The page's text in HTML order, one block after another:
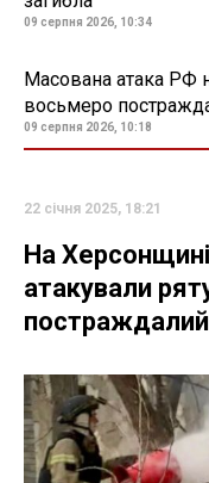
09 серпня 2026, 10:34
Масована атака
восьмеро
09 серпня 2026, 10:18
22 січня 2025, 18:21
На Херсонщині
атакували
постраждалий